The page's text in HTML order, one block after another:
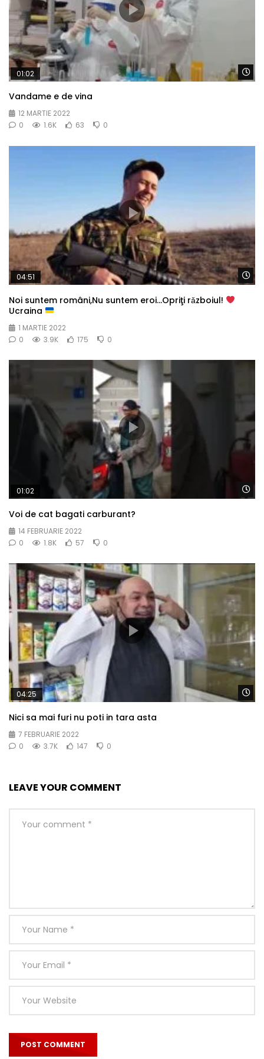
01:02
Vandame e de vina
12 MARTIE 2022
0
1.6K 63 0
04:51
Noi suntem români,Nu suntem eroi…Opriţi rǎzboiul!
Ucraina
1 MARTIE 2022
0
3.9K 175 0
01:02
Voi de cat bagati carburant?
14 FEBRUARIE 2022
0
1.8K 57 0
04:25
Nici sa mai furi nu poti in tara asta
7 FEBRUARIE 2022
0
3.7K 147 0
LEAVE YOUR COMMENT